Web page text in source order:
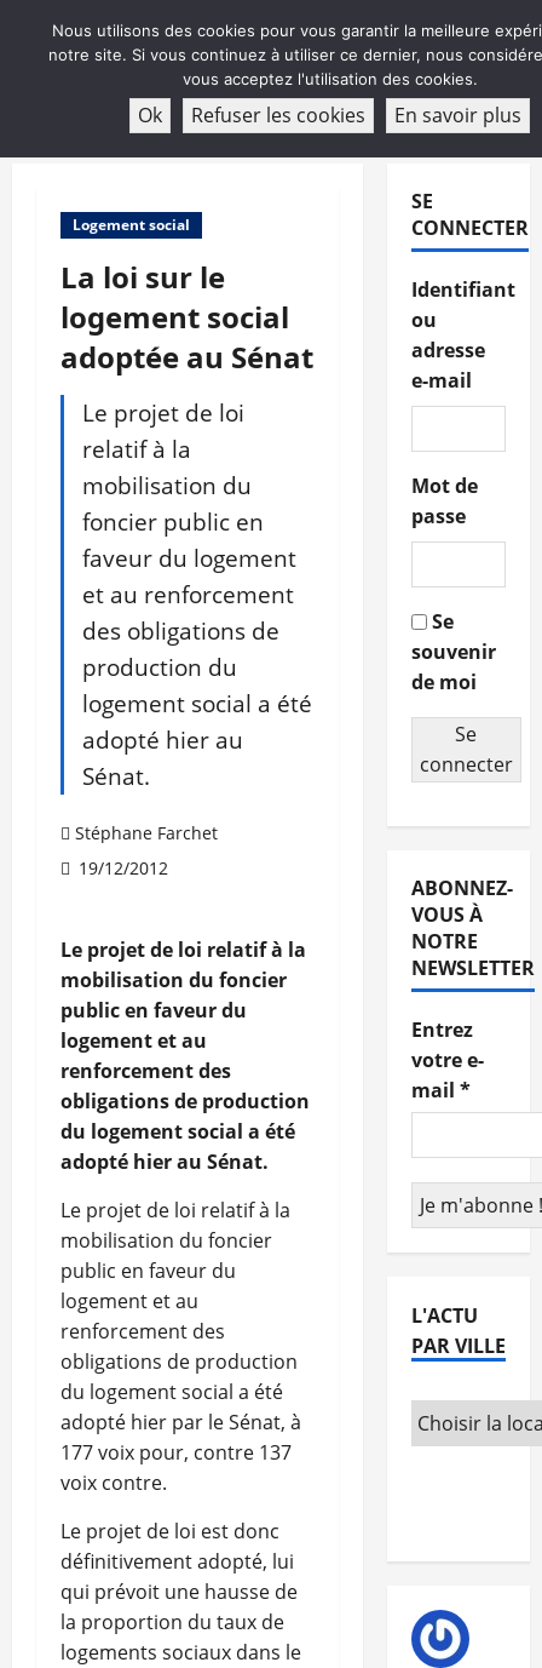
ABONNEMENT
Logement social
La loi sur le
logement social
adoptée au Sénat
Le projet de loi
relatif à la
mobilisation du
foncier public en
faveur du logement
et au renforcement
des obligations de
production du
logement social a été
adopté hier au
Sénat.
Stéphane Farchet
19/12/2012
Le projet de loi relatif à la
mobilisation du foncier
public en faveur du
logement et au
renforcement des
obligations de production
du logement social a été
adopté hier au Sénat.
Le projet de loi relatif à la
mobilisation du foncier
public en faveur du
logement et au
renforcement des
obligations de production
du logement social a été
adopté hier par le Sénat, à
177 voix pour, contre 137
voix contre.
Le projet de loi est donc
définitivement adopté, lui
qui prévoit une hausse de
la proportion du taux de
logements sociaux dans le
SE
CONNECTER
Identifiant
ou
adresse
e-mail
Mot de
passe
Se
souvenir
de moi
Se
connecter
ABONNEZ-
VOUS À
NOTRE
NEWSLETTER
Entrez
votre e-
mail *
L'ACTU
PAR VILLE
Nous utilisons des cookies pour vous garantir la meilleure
notre site. Si vous continuez à utiliser ce dernier, nous
vous acceptez l'utilisation des cookies.
Ok Refuser les cookies En savoir plus